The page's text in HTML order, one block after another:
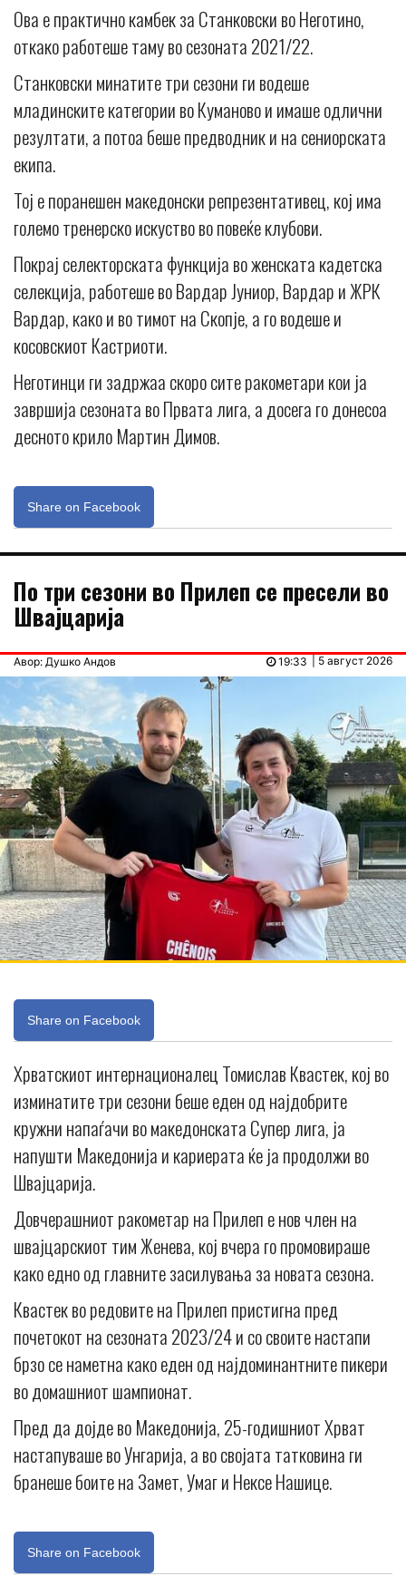
Ова е практично камбек за Станковски во Неготино,
откако работеше таму во сезоната 2021/22.
Станковски минатите три сезони ги водеше
младинските категории во Куманово и имаше одлични
резултати, а потоа беше предводник и на сениорската
екипа.
Тој е поранешен македонски репрезентативец, кој има
големо тренерско искуство во повеќе клубови.
Покрај селекторската функција во женската кадетска
селекција, работеше во Вардар Јуниор, Вардар и ЖРК
Вардар, како и во тимот на Скопје, а го водеше и
косовскиот Кастриоти.
Неготинци ги задржаа скоро сите ракометари кои ја
завршија сезоната во Првата лига, а досега го донесоа
десното крило Мартин Димов.
Share on Facebook
По три сезони во Прилеп се пресели во
Швајцарија
Авор: Душко Андов | 5 август 2026
19:33
Share on Facebook
Хрватскиот интернационалец Томислав Квастек, кој во
изминатите три сезони беше еден од најдобрите
кружни напаѓачи во македонската Супер лига, ја
напушти Македонија и кариерата ќе ја продолжи во
Швајцарија.
Довчерашниот ракометар на Прилеп е нов член на
швајцарскиот тим Женева, кој вчера го промовираше
како едно од главните засилувања за новата сезона.
Квастек во редовите на Прилеп пристигна пред
почетокот на сезоната 2023/24 и со своите настапи
брзо се наметна како еден од најдоминантните пикери
во домашниот шампионат.
Пред да дојде во Македонија, 25-годишниот Хрват
настапуваше во Унгарија, а во својата татковина ги
бранеше боите на Замет, Умаг и Нексе Нашице.
Share on Facebook